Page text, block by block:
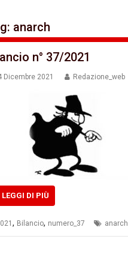
anarch
n° 37/2021
Dicembre 2021 Redazione_web
LEGGI DI PIÙ
, Bilancio, numero_37 anarch